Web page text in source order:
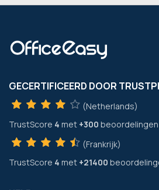
GECERTIFICEERD DOOR
(Netherlands)
TrustScore 4 met +300 beoordelingen
(Frankrijk)
TrustScore 4 met +21400